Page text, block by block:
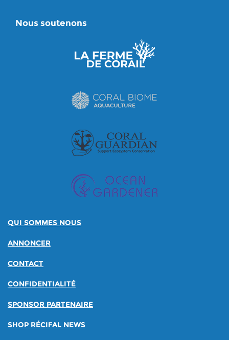
Nous soutenons
QUI SOMMES NOUS
ANNONCER
CONTACT
CONFIDENTIALITÉ
SPONSOR PARTENAIRE
SHOP RÉCIFAL NEWS